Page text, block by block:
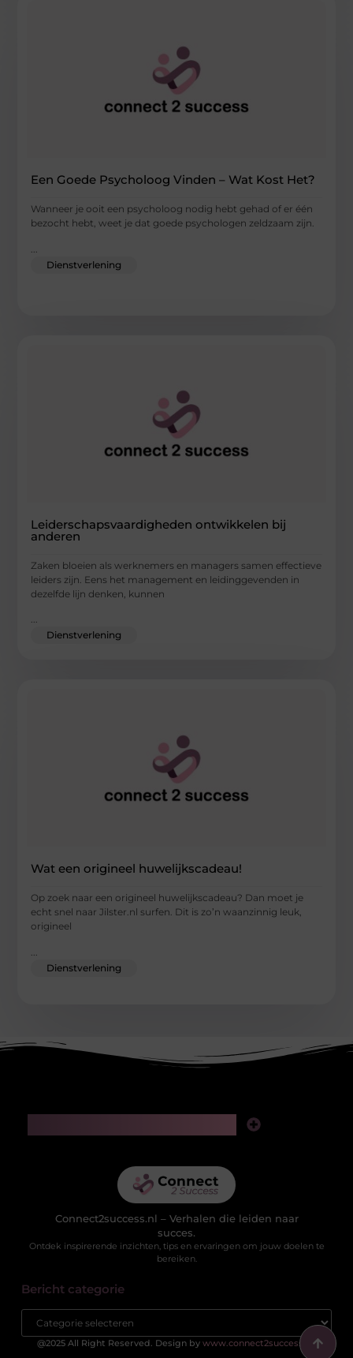
Een Goede Psycholoog Vinden – Wat Kost Het?
Wanneer je ooit een psycholoog nodig hebt gehad of er één
bezocht hebt, weet je dat goede psychologen zeldzaam zijn.
Dienstverlening
Leiderschapsvaardigheden ontwikkelen bij
anderen
Zaken bloeien als werknemers en managers samen effectieve
leiders zijn. Eens het management en leidinggevenden in
dezelfde lijn denken, kunnen
...
Dienstverlening
Wat een origineel huwelijkscadeau!
Op zoek naar een origineel huwelijkscadeau? Dan moet je
echt snel naar Jilster.nl surfen. Dit is zo’n waanzinnig leuk,
origineel
Dienstverlening
Connect2success.nl – Verhalen die leiden naar
succes.
Ontdek inspirerende inzichten, tips en ervaringen om jouw doelen te
bereiken.
Bericht categorie
@2025 All Right Reserved. Design by www.connect2success.nl.